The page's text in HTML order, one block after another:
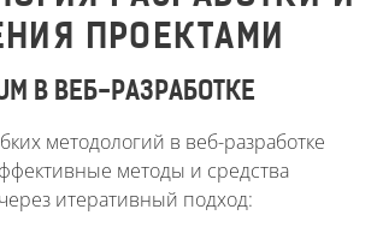
ПРОЕКТАМИ
В ВЕБ-РАЗРАБОТКЕ
методологий в веб-разработке
методы и средства
итеративный подход: